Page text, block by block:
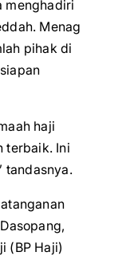
menghadiri
Menag
pihak di
haji
terbaik. Ini
tandasnya.
(BP Haji)